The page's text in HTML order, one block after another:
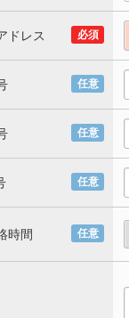
必須
ドレス
任意
任意
任意
任意
時間